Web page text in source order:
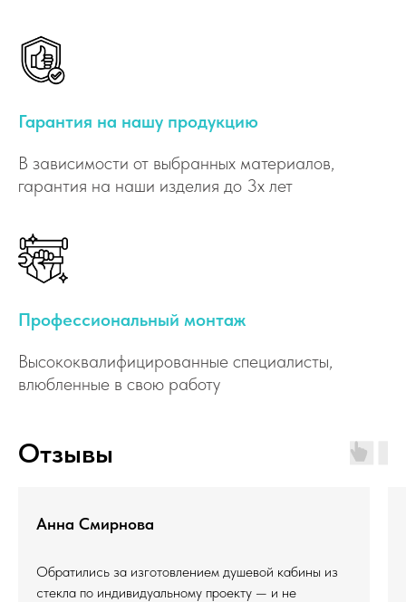
Гарантия на нашу продукцию
В зависимости от выбранных материалов,
гарантия на наши изделия до 3х лет
Профессиональный монтаж
Высококвалифицированные специалисты,
влюбленные в свою работу
Отзывы
Анна Смирнова
Обратились за изготовлением душевой кабины из
стекла по индивидуальному проекту — и не